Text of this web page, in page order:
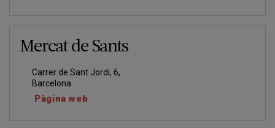
Mercat de Sants
Carrer de Sant Jordi, 6,
Barcelona
Pàgina web